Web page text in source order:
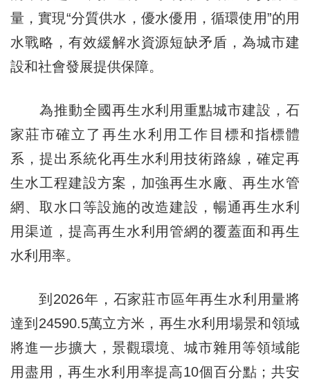
量，實現“分質供水，優水優用，循環使用”的用
水戰略，有效緩解水資源短缺矛盾，為城市建
設和社會發展提供保障。
為推動全國再生水利用重點城市建設，石
家莊市確立了再生水利用工作目標和指標體
系，提出系統化再生水利用技術路線，確定再
生水工程建設方案，加強再生水廠、再生水管
網、取水口等設施的改造建設，暢通再生水利
用渠道，提高再生水利用管網的覆蓋面和再生
水利用率。
到2026年，石家莊市區年再生水利用量將
達到24590.5萬立方米，再生水利用場景和領域
將進一步擴大，景觀環境、城市雜用等領域能
用盡用，再生水利用率提高10個百分點；共安